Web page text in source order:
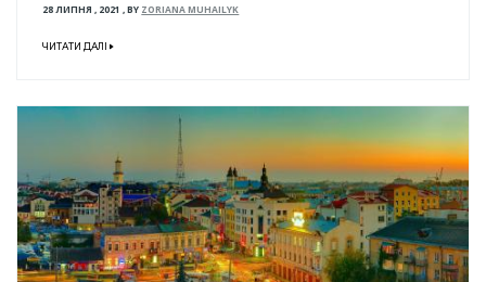
28 ЛИПНЯ , 2021 ,BY ZORIANA MUHAILYK
ЧИТАТИ ДАЛІ